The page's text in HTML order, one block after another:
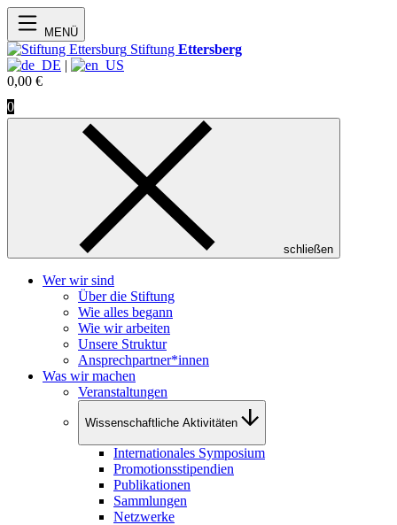
MENÜ
Stiftung Ettersberg
|
0,00 €
0
schließen
Wer wir sind
Über die Stiftung
Wie alles begann
Wie wir arbeiten
Unsere Struktur
Ansprechpartner*innen
Was wir machen
Veranstaltungen
Wissenschaftliche Aktivitäten
Internationales Symposium
Promotionsstipendien
Publikationen
Sammlungen
Netzwerke